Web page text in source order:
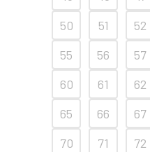
50
51 52
55
56 57
60
61 62
65
66 67
70
71 72